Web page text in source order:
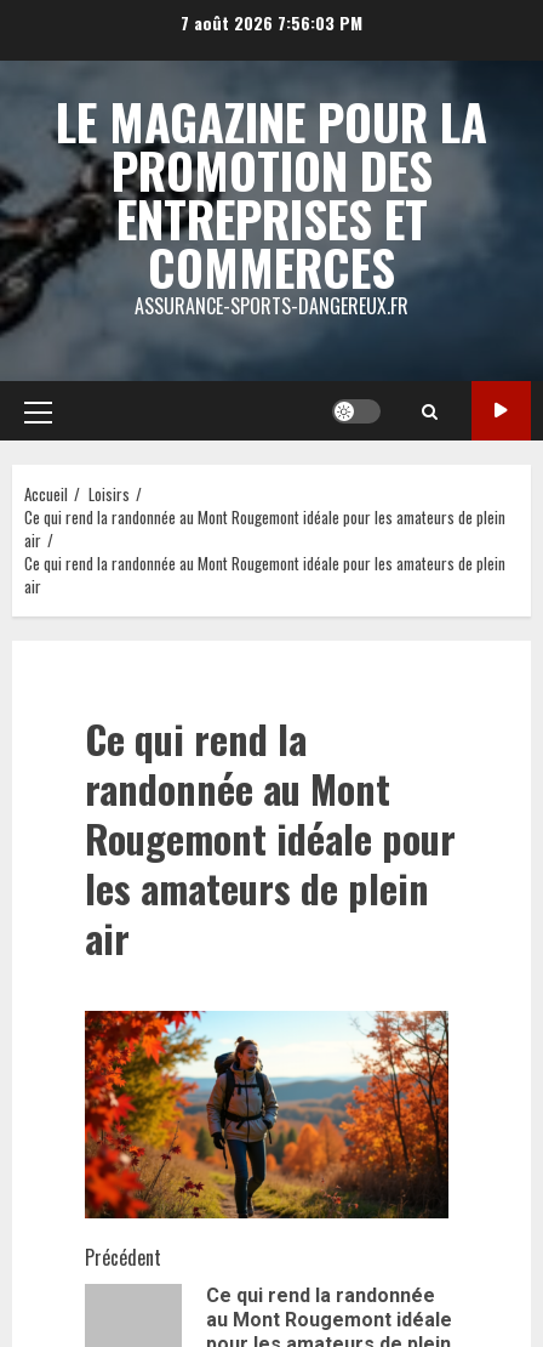
7 août 2026 7:56:03 PM
LE MAGAZINE POUR LA
PROMOTION DES
ENTREPRISES ET
COMMERCES
ASSURANCE-SPORTS-DANGEREUX.FR
Menu
principal
Accueil
Loisirs
Ce qui rend la randonnée au Mont Rougemont idéale pour les amateurs de plein
air
Ce qui rend la randonnée au Mont Rougemont idéale pour les amateurs de plein
air
Ce qui rend la
randonnée au Mont
Rougemont idéale pour
les amateurs de plein
air
Navigation
Précédent
Ce qui rend la randonnée
au Mont Rougemont idéale